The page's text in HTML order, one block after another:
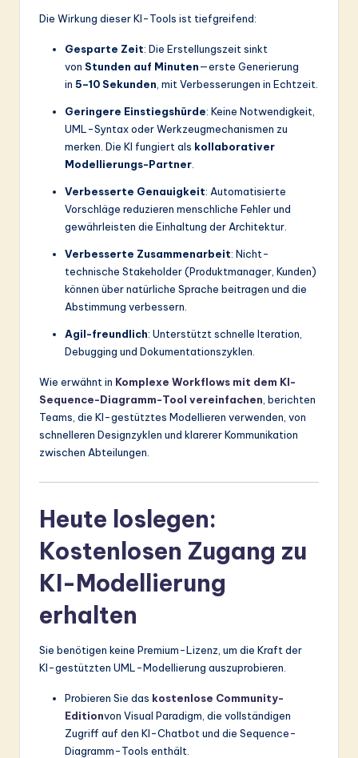
Die Wirkung dieser KI-Tools ist tiefgreifend:
Gesparte Zeit: Die Erstellungszeit sinkt
von Stunden auf Minuten—erste Generierung
in 5–10 Sekunden, mit Verbesserungen in Echtzeit.
Geringere Einstiegshürde: Keine Notwendigkeit,
UML-Syntax oder Werkzeugmechanismen zu
merken. Die KI fungiert als kollaborativer
Modellierungs-Partner.
Verbesserte Genauigkeit: Automatisierte
Vorschläge reduzieren menschliche Fehler und
gewährleisten die Einhaltung der Architektur.
Verbesserte Zusammenarbeit: Nicht-
technische Stakeholder (Produktmanager, Kunden)
können über natürliche Sprache beitragen und die
Abstimmung verbessern.
Agil-freundlich: Unterstützt schnelle Iteration,
Debugging und Dokumentationszyklen.
Wie erwähnt in Komplexe Workflows mit dem KI-
Sequence-Diagramm-Tool vereinfachen, berichten
Teams, die KI-gestütztes Modellieren verwenden, von
schnelleren Designzyklen und klarerer Kommunikation
zwischen Abteilungen.
Heute loslegen:
Kostenlosen Zugang zu
KI-Modellierung
erhalten
Sie benötigen keine Premium-Lizenz, um die Kraft der
KI-gestützten UML-Modellierung auszuprobieren.
Probieren Sie das kostenlose Community-
Editionvon Visual Paradigm, die vollständigen
Zugriff auf den KI-Chatbot und die Sequence-
Diagramm-Tools enthält.